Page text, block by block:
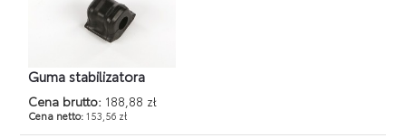
Guma stabilizatora
Cena brutto: 188,88 zł
Cena netto:153,56 zł